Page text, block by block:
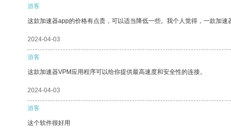
游客
这款加速器app的价格有点贵，可以适当降低一些。我个人觉得，一款加速
2024-04-03
游客
这款加速器VPM应用程序可以给你提供最高速度和安全性的连接。
2024-04-03
游客
这个软件很好用